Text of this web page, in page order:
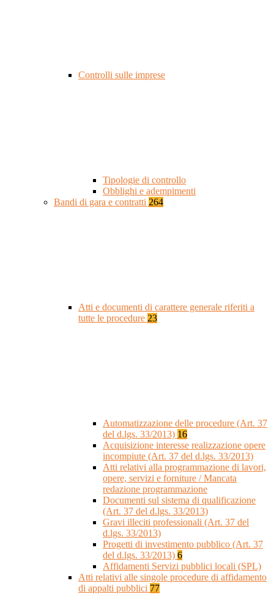
Controlli sulle imprese
Tipologie di controllo
Obblighi e adempimenti
Bandi di gara e contratti 264
Atti e documenti di carattere generale riferiti a
tutte le procedure 23
Automatizzazione delle procedure (Art. 37
del d.lgs. 33/2013) 16
Acquisizione interesse realizzazione opere
incompiute (Art. 37 del d.lgs. 33/2013)
Atti relativi alla programmazione di lavori,
opere, servizi e forniture / Mancata
redazione programmazione
Documenti sul sistema di qualificazione
(Art. 37 del d.lgs. 33/2013)
Gravi illeciti professionali (Art. 37 del
d.lgs. 33/2013)
Progetti di investimento pubblico (Art. 37
del d.lgs. 33/2013) 6
Affidamenti Servizi pubblici locali (SPL)
Atti relativi alle singole procedure di affidamento
di appalti pubblici 77